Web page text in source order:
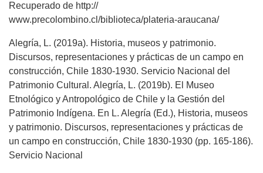
Recuperado de http://
www.precolombino.cl/biblioteca/plateria-araucana/
Alegría, L. (2019a). Historia, museos y patrimonio.
Discursos, representaciones y prácticas de un campo en
construcción, Chile 1830-1930. Servicio Nacional del
Patrimonio Cultural. Alegría, L. (2019b). El Museo
Etnológico y Antropológico de Chile y la Gestión del
Patrimonio Indígena. En L. Alegría (Ed.), Historia, museos
y patrimonio. Discursos, representaciones y prácticas de
un campo en construcción, Chile 1830-1930 (pp. 165-186).
Servicio Nacional